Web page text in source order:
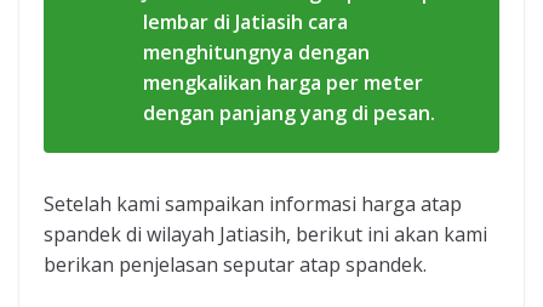
lembar di Jatiasih cara
menghitungnya dengan
mengkalikan harga per meter
dengan panjang yang di pesan.
Setelah kami sampaikan informasi harga atap
spandek di wilayah Jatiasih, berikut ini akan kami
berikan penjelasan seputar atap spandek.